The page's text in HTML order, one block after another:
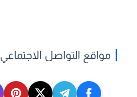
مواقع التواصل الاجتماعي